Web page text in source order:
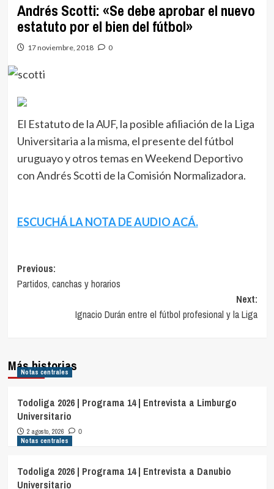
Andrés Scotti: «Se debe aprobar el nuevo
estatuto por el bien del fútbol»
17 noviembre, 2018 0
El Estatuto de la AUF, la posible afiliación de la Liga
Universitaria a la misma, el presente del fútbol
uruguayo y otros temas en Weekend Deportivo
con Andrés Scotti de la Comisión Normalizadora.
ESCUCHÁ LA NOTA DE AUDIO ACÁ.
Navegación
de
entradas
Previous:
Partidos, canchas y horarios
Next:
Ignacio Durán entre el fútbol profesional y la Liga
Más historias
Notas centrales
Todoliga 2026 | Programa 14 | Entrevista a Limburgo
Universitario
2 agosto, 2026 0
Notas centrales
Todoliga 2026 | Programa 14 | Entrevista a Danubio
Universitario